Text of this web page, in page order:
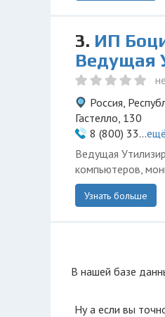
3. ИП
Ведущая
Россия,
Гастелло, 130
8 (800) 33...ещё
Ведущая
компьютеров,
Узнать больше
В нашей базе
Ну а если вы